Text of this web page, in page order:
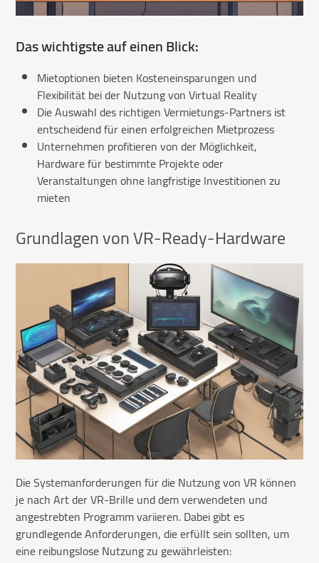
Das wichtigste auf einen Blick:
Mietoptionen bieten Kosteneinsparungen und
Flexibilität bei der Nutzung von Virtual Reality
Die Auswahl des richtigen Vermietungs-Partners ist
entscheidend für einen erfolgreichen Mietprozess
Unternehmen profitieren von der Möglichkeit,
Hardware für bestimmte Projekte oder
Veranstaltungen ohne langfristige Investitionen zu
mieten
Grundlagen von VR-Ready-Hardware
Die Systemanforderungen für die Nutzung von VR können
je nach Art der VR-Brille und dem verwendeten und
angestrebten Programm variieren. Dabei gibt es
grundlegende Anforderungen, die erfüllt sein sollten, um
eine reibungslose Nutzung zu gewährleisten: